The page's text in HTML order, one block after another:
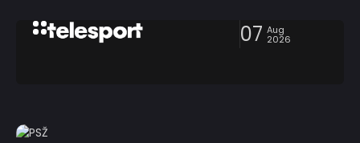
07 Aug
2026